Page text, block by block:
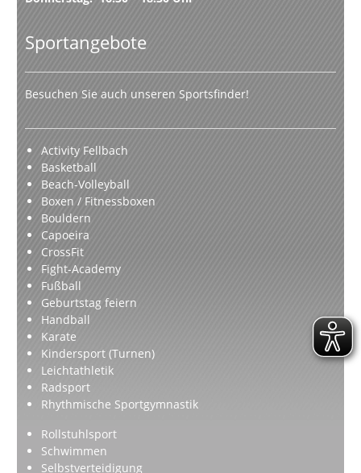
Sportangebote
Besuchen Sie auch unseren Sportsfinder!
Activity Fellbach
Basketball
Beach-Volleyball
Boxen / Fitnessboxen
Bouldern
Capoeira
CrossFit
Fight-Academy
Fußball
Geburtstag feiern
Handball
Karate
Kindersport (Turnen)
Leichtathletik
Radsport
Rhythmische Sportgymnastik
Rollstuhlsport
Schwimmen
Selbstverteidigung